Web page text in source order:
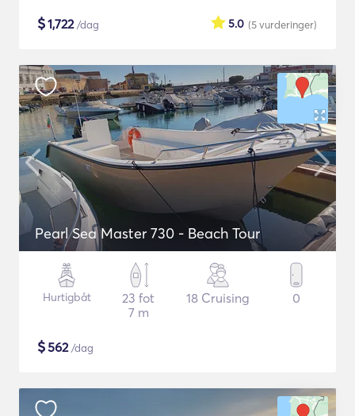
$1,722/dag (5vurderinger)
5.0
Pearl Sea Master 730 - Beach Tour
Hurtigbåt
23 fot
7 m
18 Cruising 0
$562/dag